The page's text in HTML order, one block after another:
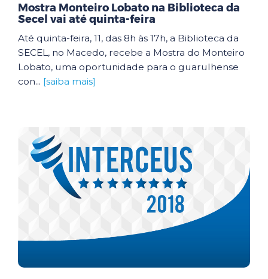
Mostra Monteiro Lobato na Biblioteca da
Secel vai até quinta-feira
Até quinta-feira, 11, das 8h às 17h, a Biblioteca da
SECEL, no Macedo, recebe a Mostra do Monteiro
Lobato, uma oportunidade para o guarulhense
con... [saiba mais]